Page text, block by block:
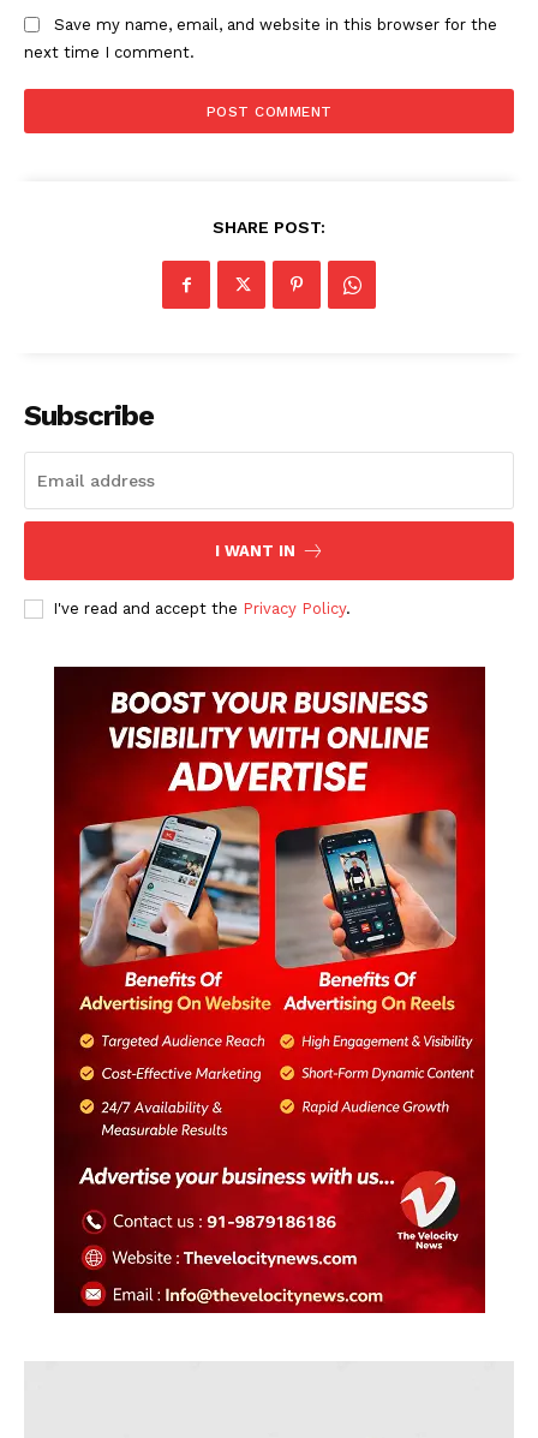
Save my name, email, and website in this browser for the
next time I comment.
SHARE POST:
Subscribe
I WANT IN
I've read and accept the Privacy Policy.